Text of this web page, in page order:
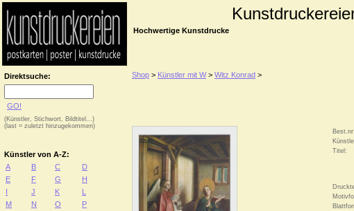
Hochwertige Kunstdrucke
Direktsuche:
GO!
(Künstler, Stichwort, Bildtitel...)
(last = zuletzt hinzugekommen)
Künstler von A-Z:
A
B C
D
E
F G
H
I
J K
L
M
N O
P
Shop > Künstler mit W> Witz Konrad >
Best.nr:
Titel: